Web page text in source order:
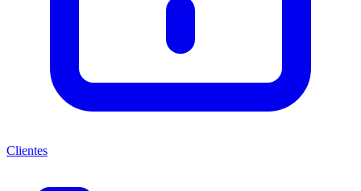
Clientes